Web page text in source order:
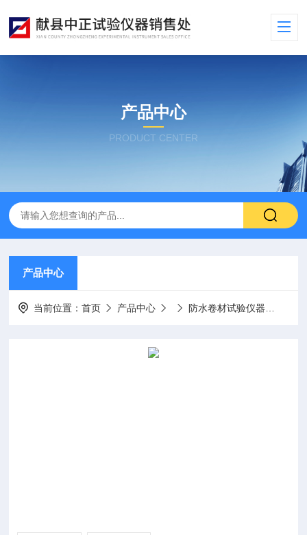
产品中心
PRODUCT CENTER
产品中心
当前位置：首页 产品中心 防水卷材试验仪器